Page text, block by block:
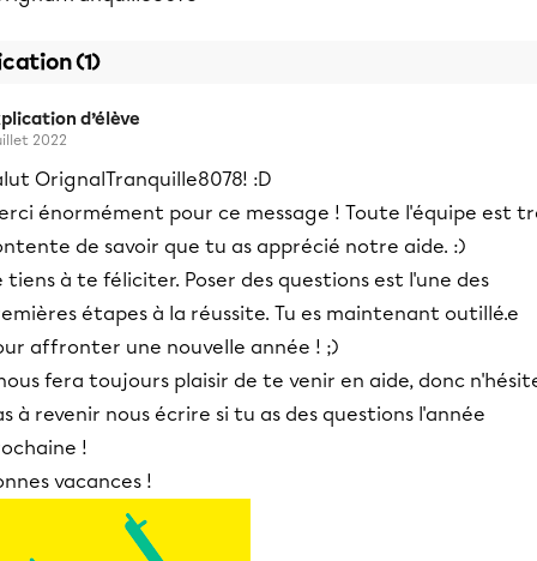
(1)
d’élève
2022
OrignalTranquille8078! :D
énormément pour ce message ! Toute l'équipe est
de savoir que tu as apprécié notre aide. :)
tiens à te féliciter. Poser des questions est l'une des
étapes à la réussite. Tu es maintenant outillé.e
affronter une nouvelle année ! ;)
fera toujours plaisir de te venir en aide, donc
à revenir nous écrire si tu as des questions l'année
!
vacances !